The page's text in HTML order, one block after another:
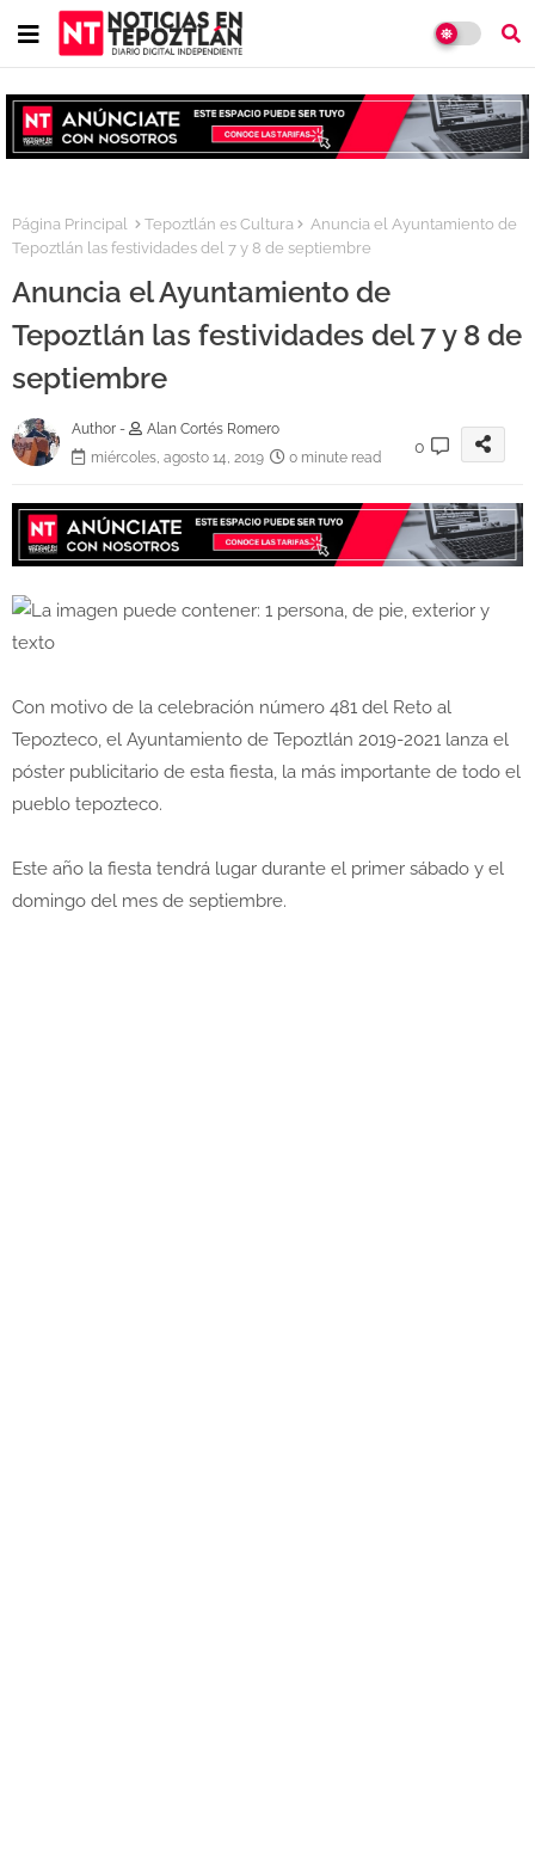
Página Principal Tepoztlán es Cultura
Anuncia el Ayuntamiento de
Tepoztlán las festividades del 7 y 8 de septiembre
Anuncia el Ayuntamiento de
Tepoztlán las festividades del 7 y 8 de
septiembre
Author -
Alan Cortés Romero
miércoles, agosto 14, 2019
0 minute read
0
Con motivo de la celebración número 481 del Reto al
Tepozteco, el Ayuntamiento de Tepoztlán 2019-2021 lanza el
póster publicitario de esta fiesta, la más importante de todo el
pueblo tepozteco.
Este año la fiesta tendrá lugar durante el primer sábado y el
domingo del mes de septiembre.